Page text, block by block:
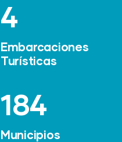
6
Embarcaciones
Turísticas
247
Municipios